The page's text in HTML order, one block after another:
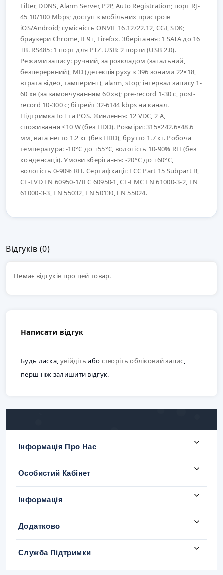
Filter, DDNS, Alarm Server, P2P, Auto Registration; порт RJ-
45 10/100 Mbps; доступ з мобільних пристроїв
iOS/Android; сумісність ONVIF 16.12/22.12, CGI, SDK;
браузери Chrome, IE9+, Firefox. Зберігання: 1 SATA до 16
TB. RS485: 1 порт для PTZ. USB: 2 порти (USB 2.0).
Режими запису: ручний, за розкладом (загальний,
безперервний), MD (детекція руху з 396 зонами 22×18,
втрата відео, тамперинг), alarm, stop; інтервал запису 1-
60 хв (за замовчуванням 60 хв); pre-record 1-30 с, post-
record 10-300 с; бітрейт 32-6144 kbps на канал.
Підтримка IoT та POS. Живлення: 12 VDC, 2 A,
споживання <10 W (без HDD). Розміри: 315×242.6×48.6
мм, вага нетто 1.2 кг (без HDD), брутто 1.7 кг. Робоча
температура: -10°C до +55°C, вологість 10-90% RH (без
конденсації). Умови зберігання: -20°C до +60°C,
вологість 0-90% RH. Сертифікації: FCC Part 15 Subpart B,
CE-LVD EN 60950-1/IEC 60950-1, CE-EMC EN 61000-3-2, EN
61000-3-3, EN 55032, EN 50130, EN 55024.
Відгуків (0)
Немає відгуків про цей товар.
Написати відгук
Будь ласка, увійдіть або створіть обліковий запис,
перш ніж залишити відгук.
Інформація Про Нас
Особистий Кабінет
Інформація
Додатково
Служба Підтримки